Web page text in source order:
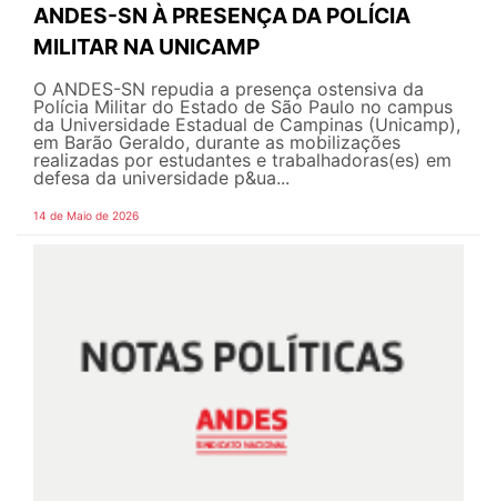
ANDES-SN À PRESENÇA DA POLÍCIA
MILITAR NA UNICAMP
O ANDES-SN repudia a presença ostensiva da
Polícia Militar do Estado de São Paulo no campus
da Universidade Estadual de Campinas (Unicamp),
em Barão Geraldo, durante as mobilizações
realizadas por estudantes e trabalhadoras(es) em
defesa da universidade p&ua...
14 de Maio de 2026